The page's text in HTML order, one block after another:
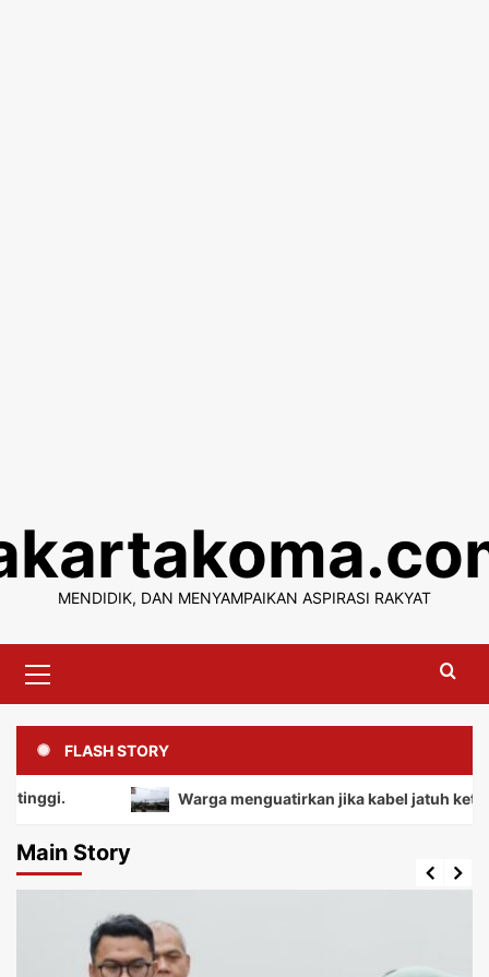
content
MENDIDIK, DAN MENYAMPAIKAN ASPIRASI RAKYAT
Menu
FLASH STORY
Warga menguatirkan jika kabel jatuh ketanah,
Main Story